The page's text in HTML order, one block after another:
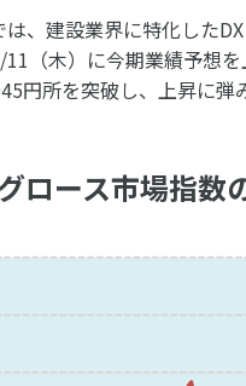
、建設業界に特化した
（木）に今期業績予想
円所を突破し、上昇に弾
ロース市場指数